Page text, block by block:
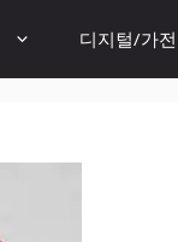
디지털/가전